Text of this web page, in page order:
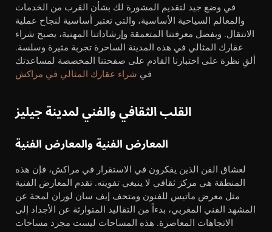
في وضع جيد لتقديم المشورة لك بشأن القرب من الخدمات
والمعالم السياحية الأساسية، والتي تعتبر أساسية لنجاح عملية
الانتقال. وبفضل معرفتنا المتعمقة وإرشاداتنا المهنية، يصبح شراء
عقارك المثالي في هذه المدينة الساحرة تجربة مثيرة وسلسة.
ألقِ نظرة على اختبارنا القادم على صفحتنا المخصصة لمساعدتك
في شراء عقارك المثالي في مراكش
القلب الثقافي والفني لمدينة جيليز
المعارض الفنية والمعارض الفنية
لعشاق الفن الذين يفكرون في الاستقرار في مراكش، فإن هذه
المنطقة هي مركز ثقافي لا ينبغي تفويته. تقدم المعارض الفنية
مثل معرض ماتيس للفنون ومتحف إيف سان لوران لمحة عن
المشهد الفني المغربي، بدءاً من التقاليد المتوارثة عن الأجداد إلى
الاتجاهات المعاصرة. هذه المساحات ليست مجرد مساحات